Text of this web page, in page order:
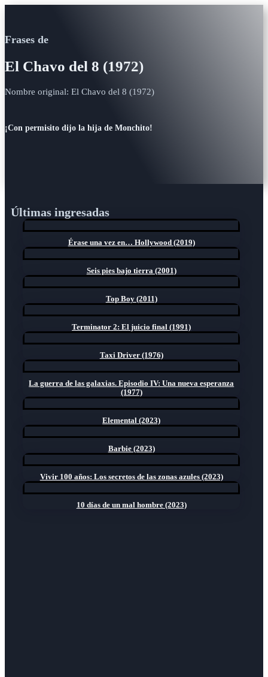
Frases de
El Chavo del 8 (1972)
Nombre original: El Chavo del 8 (1972)
¡Con permisito dijo la hija de Monchito!
Últimas ingresadas
Érase una vez en… Hollywood (2019)
Seis pies bajo tierra (2001)
Top Boy (2011)
Terminator 2: El juicio final (1991)
Taxi Driver (1976)
La guerra de las galaxias. Episodio IV: Una nueva esperanza
(1977)
Elemental (2023)
Barbie (2023)
Vivir 100 años: Los secretos de las zonas azules (2023)
10 días de un mal hombre (2023)